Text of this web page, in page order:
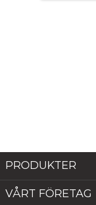
PRODUKTER
VÅRT FÖRETAG